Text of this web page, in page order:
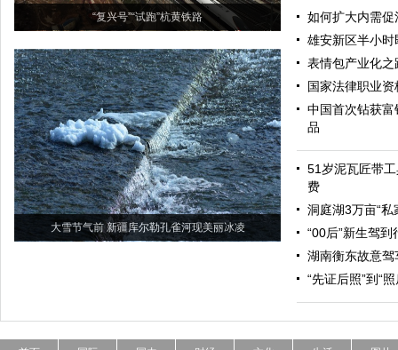
“复兴号”“试跑”杭黄铁路
大雪节气前 新疆库尔勒孔雀河现美丽冰凌
如何扩大内需促
雄安新区半小
表情包产业化
国家法律职业
中国首次钻获
品
51岁泥瓦匠带
费
洞庭湖3万亩“私
“00后”新生驾到
湖南衡东故意
“先证后照”到“